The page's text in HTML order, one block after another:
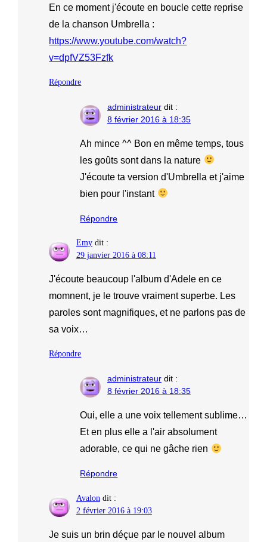
En ce moment j'écoute en boucle cette reprise
de la chanson Umbrella :
https://www.youtube.com/watch?
v=dpfVZ53Fzfk
Répondre
administrateur dit :
8 février 2016 à 18:35
Ah mince ^^ Bon en même temps, tous
les goûts sont dans la nature
J'écoute ta version d'Umbrella et j'aime
bien pour l'instant
Répondre
Emy dit :
29 janvier 2016 à 08:11
J'écoute beaucoup l'album d'Adele en ce
momnent, je le trouve vraiment superbe. Les
paroles sont magnifiques, et ne parlons pas de
sa voix…
Répondre
administrateur dit :
8 février 2016 à 18:35
Oui, elle a une voix tellement sublime…
Et en plus elle a l'air absolument
adorable, ce qui ne gâche rien
Répondre
Avalon dit :
2 février 2016 à 19:03
Je suis un brin déçue par le nouvel album